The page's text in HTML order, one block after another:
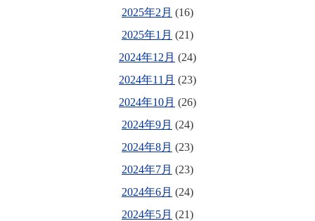
2025年2月 (16)
2025年1月 (21)
2024年12月 (24)
2024年11月 (23)
2024年10月 (26)
2024年9月 (24)
2024年8月 (23)
2024年7月 (23)
2024年6月 (24)
2024年5月 (21)